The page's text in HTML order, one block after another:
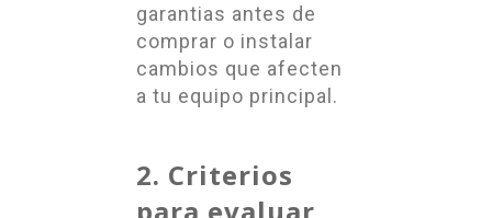
garantias antes de
comprar o instalar
cambios que afecten
a tu equipo principal.
2. Criterios